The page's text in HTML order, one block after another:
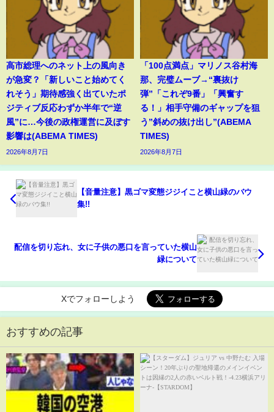
高市総理へのネット上の風向き
が急変？「新しいこと始めてく
れそう」期待感強く出ていたポ
ジティブ反応わずか半年で“逆
風”に…今後の政権運営に及ぼす
影響は(ABEMA TIMES)
2026年8月7日
「100点満点」マリノス谷村海
那、完璧ムーブ→“裏抜け
弾”「これぞ9番」「興奮す
る！」相手守備のギャップを狙
う”斜めの抜け出し”(ABEMA
TIMES)
2026年8月7日
【音量注意】黒ゴマ変態ジジイこと横山緑のバウ
集!!
配信を切り忘れ、女に子供の悪口を言っていた横山
緑について
Xでフォローしよう
おすすめの記事